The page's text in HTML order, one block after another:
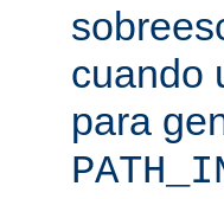
cuando
para